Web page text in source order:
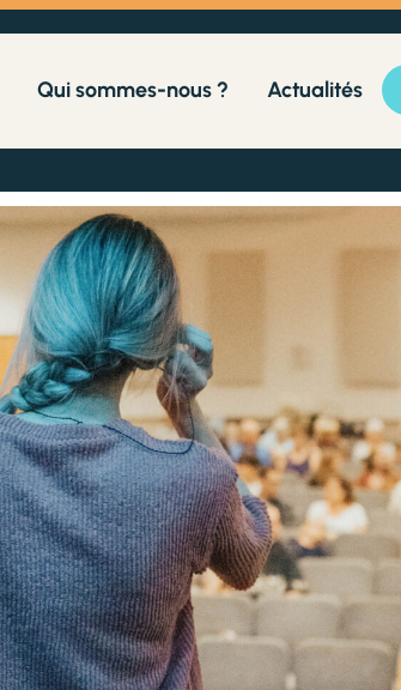
Qui sommes-nous ? Actualités